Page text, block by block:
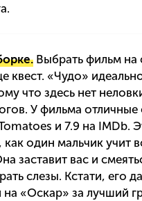
Выбрать фильм на
квест. «Чудо»
что здесь нет
У фильма
и 7.9 на IMDb.
один мальчик учит
заставит вас и
слезы. Кстати, его
«Оскар» за лучший